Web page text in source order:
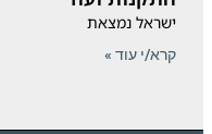
ישראל נמצאת
קרא/י עוד »